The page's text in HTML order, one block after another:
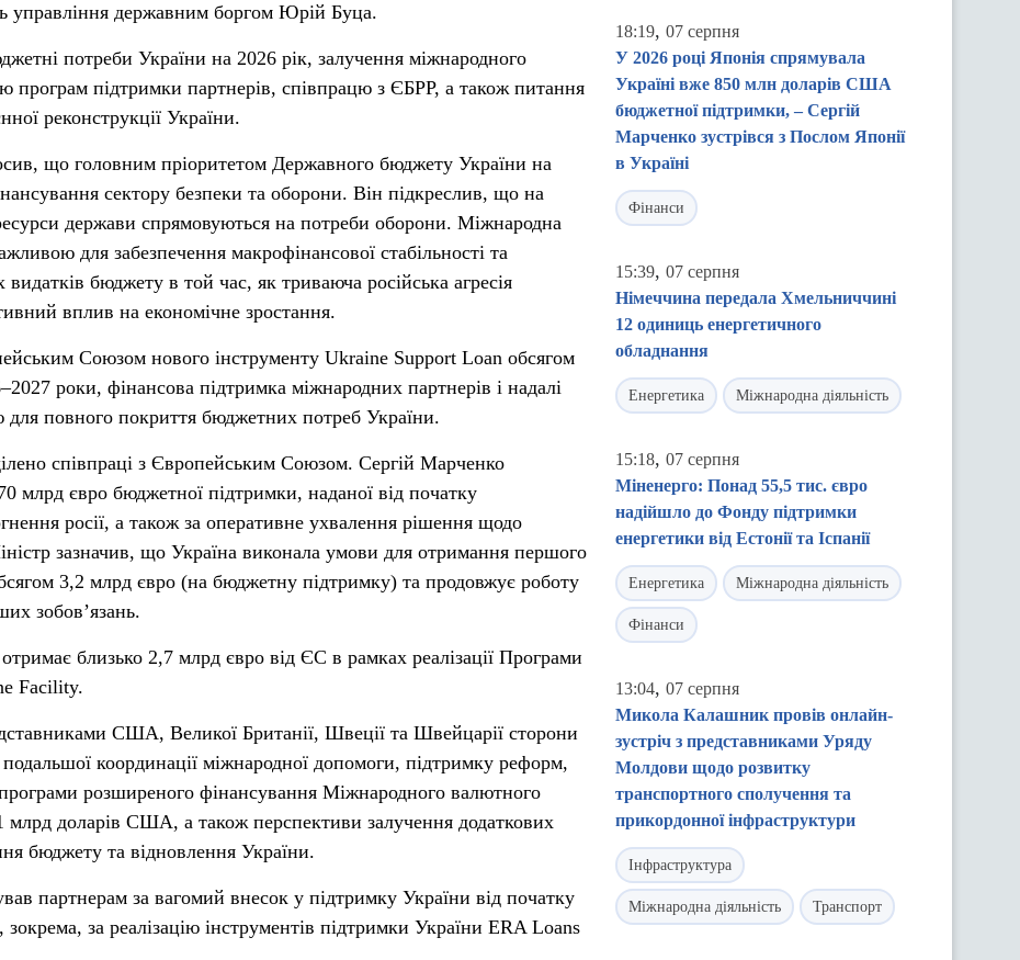
управління державним боргом Юрій Буца.
потреби України на 2026 рік, залучення міжнародного
програм підтримки партнерів, співпрацю з ЄБРР, а також питання
реконструкції України.
що головним пріоритетом Державного бюджету України на
сектору безпеки та оборони. Він підкреслив, що на
держави спрямовуються на потреби оборони. Міжнародна
для забезпечення макрофінансової стабільності та
бюджету в той час, як триваюча російська агресія
вплив на економічне зростання.
Союзом нового інструменту Ukraine Support Loan обсягом
роки, фінансова підтримка міжнародних партнерів і надалі
для повного покриття бюджетних потреб України.
співпраці з Європейським Союзом. Сергій Марченко
млрд євро бюджетної підтримки, наданої від початку
росії, а також за оперативне ухвалення рішення щодо
зазначив, що Україна виконала умови для отримання першого
3,2 млрд євро (на бюджетну підтримку) та продовжує роботу
зобов’язань.
близько 2,7 млрд євро від ЄС в рамках реалізації Програми
Facility.
США, Великої Британії, Швеції та Швейцарії сторони
координації міжнародної допомоги, підтримку реформ,
розширеного фінансування Міжнародного валютного
доларів США, а також перспективи залучення додаткових
бюджету та відновлення України.
партнерам за вагомий внесок у підтримку України від початку
за реалізацію інструментів підтримки України ERA Loans
18:19, 07 серпня
У 2026 році Японія спрямувала
Україні вже 850 млн доларів США
бюджетної підтримки, – Сергій
Марченко зустрівся з Послом Японії
в Україні
Фінанси
15:39, 07 серпня
Німеччина передала Хмельниччині
12 одиниць енергетичного
обладнання
Енергетика Міжнародна діяльність
15:18, 07 серпня
Міненерго: Понад 55,5 тис. євро
надійшло до Фонду підтримки
енергетики від Естонії та Іспанії
Енергетика Міжнародна діяльність
Фінанси
13:04, 07 серпня
Микола Калашник провів онлайн-
зустріч з представниками Уряду
Молдови щодо розвитку
транспортного сполучення та
прикордонної інфраструктури
Інфраструктура
Міжнародна діяльність Транспорт